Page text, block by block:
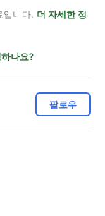
입니다. 더 자세한 정
나요?
팔로우